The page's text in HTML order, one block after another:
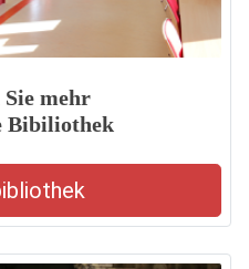
mehr
Bibiliothek